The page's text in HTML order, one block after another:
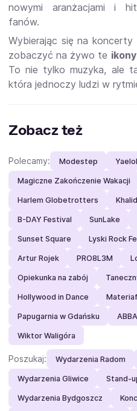
nowymi aranżacjami i
fanów.
Wybierając się na koncerty
zobaczyć na żywo te
To nie tylko muzyka, ale
która jednoczy ludzi w
Zobacz też
Polecamy: Modestep
Magiczne Zakończenie Wakacji
Harlem Globetrotters Khalid
B-DAY Festival SunLake
Sunset Square Lyski Rock
Artur Rojek PRO8L3M
Opiekunka na zabój
Hollywood in Dance
Papugarnia w Gdańsku
Wiktor Waligóra
Poszukaj: Wydarzenia Radom
Wydarzenia Gliwice Stand-
Wydarzenia Bydgoszcz